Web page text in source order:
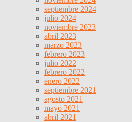
septiembre 2024
julio 2024
noviembre 2023
abril 2023
marzo 2023
febrero 2023
julio 2022
febrero 2022
enero 2022
septiembre 2021
agosto 2021
mayo 2021
abril 2021